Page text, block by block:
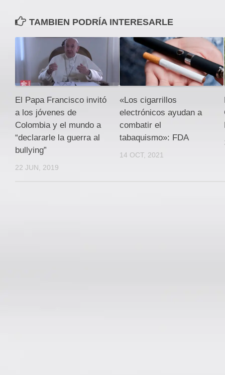
TAMBIEN PODRÍA INTERESARLE
El Papa Francisco invitó
a los jóvenes de
Colombia y el mundo a
“declararle la guerra al
bullying”
22 JUN, 2019
«Los cigarrillos
electrónicos ayudan a
combatir el
tabaquismo»: FDA
14 OCT, 2021